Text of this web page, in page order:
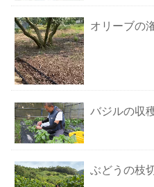
オリーブの
バジルの収
ぶどうの枝